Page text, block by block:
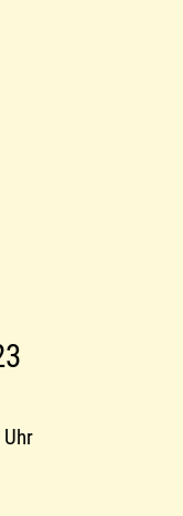
Uhr